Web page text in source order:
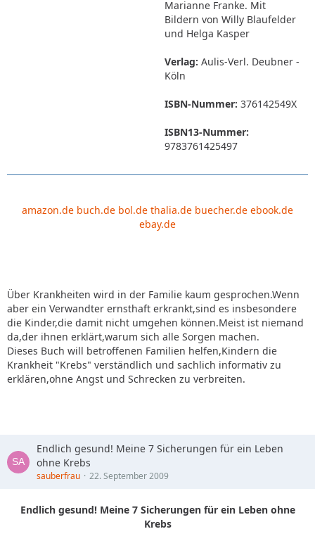
Marianne Franke. Mit
Bildern von Willy Blaufelder
und Helga Kasper
Verlag: Aulis-Verl. Deubner -
Köln
ISBN-Nummer: 376142549X
ISBN13-Nummer:
9783761425497
amazon.de buch.de bol.de thalia.de buecher.de ebook.de
ebay.de
Über Krankheiten wird in der Familie kaum gesprochen.Wenn
aber ein Verwandter ernsthaft erkrankt,sind es insbesondere
die Kinder,die damit nicht umgehen können.Meist ist niemand
da,der ihnen erklärt,warum sich alle Sorgen machen.
Dieses Buch will betroffenen Familien helfen,Kindern die
Krankheit "Krebs" verständlich und sachlich informativ zu
erklären,ohne Angst und Schrecken zu verbreiten.
Endlich gesund! Meine 7 Sicherungen für ein Leben
ohne Krebs
sauberfrau 22. September 2009
Endlich gesund! Meine 7 Sicherungen für ein Leben ohne
Krebs